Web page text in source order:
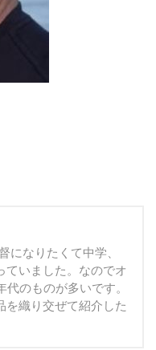
になりたくて中学、
ていました。なのでオ
のものが多いです。
を織り交ぜて紹介した